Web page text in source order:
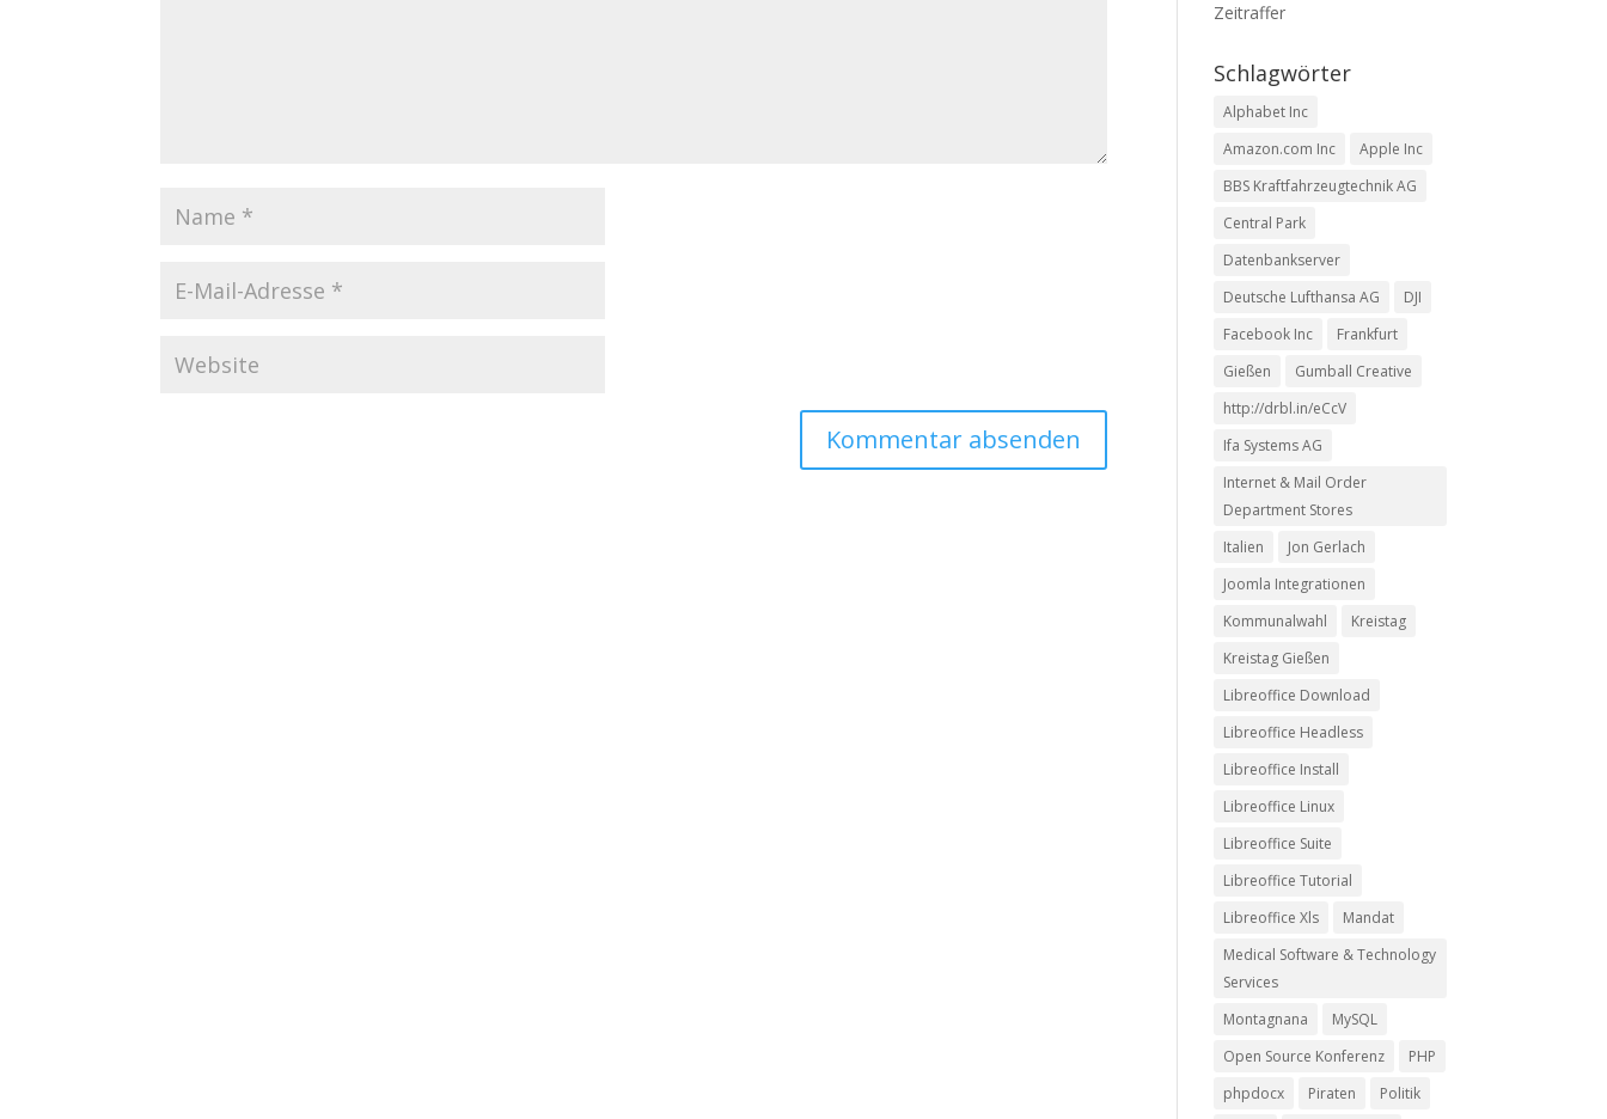
Zeitraffer
Schlagwörter
Alphabet Inc
Amazon.com Inc
Apple Inc
BBS Kraftfahrzeugtechnik AG
Central Park
Datenbankserver
Deutsche Lufthansa AG
DJI
Facebook Inc
Frankfurt
Gießen
Gumball Creative
http://drbl.in/eCcV
Ifa Systems AG
Internet & Mail Order
Department Stores
Italien
Jon Gerlach
Joomla Integrationen
Kommunalwahl
Kreistag
Kreistag Gießen
Libreoffice Download
Libreoffice Headless
Libreoffice Install
Libreoffice Linux
Libreoffice Suite
Libreoffice Tutorial
Libreoffice Xls
Mandat
Medical Software & Technology
Services
Montagnana
MySQL
Open Source Konferenz
PHP
phpdocx
Piraten
Politik